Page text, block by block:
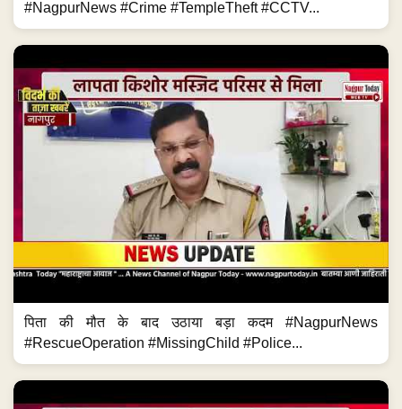
#NagpurNews #Crime #TempleTheft #CCTV...
पिता की मौत के बाद उठाया बड़ा कदम #NagpurNews
#RescueOperation #MissingChild #Police...